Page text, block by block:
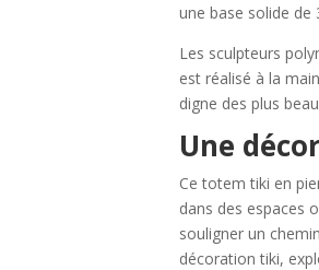
une base solide
Les sculpteurs
est réalisé à la
digne des plus
Une
Ce totem tiki en
dans des espaces
souligner un
décoration tiki,